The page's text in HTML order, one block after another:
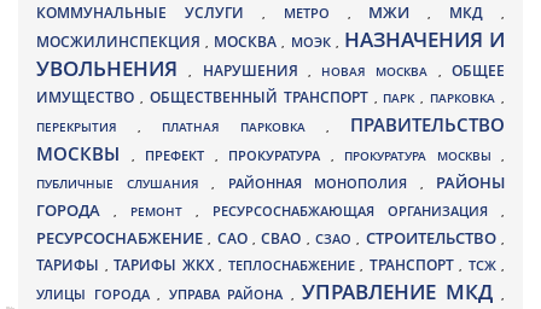
КОММУНАЛЬНЫЕ УСЛУГИ , МЕТРО , МЖИ, МКД ,
МОСЖИЛИНСПЕКЦИЯ, МОСКВА , МОЭК , НАЗНАЧЕНИЯ И
УВОЛЬНЕНИЯ, НАРУШЕНИЯ , НОВАЯ МОСКВА ,ОБЩЕЕ
ИМУЩЕСТВО , ОБЩЕСТВЕННЫЙ ТРАНСПОРТ , ПАРК, ПАРКОВКА ,
ПЕРЕКРЫТИЯ , ПЛАТНАЯ ПАРКОВКА , ПРАВИТЕЛЬСТВО
МОСКВЫ
, ПРЕФЕКТ , ПРОКУРАТУРА , ПРОКУРАТУРА МОСКВЫ ,
ПУБЛИЧНЫЕ СЛУШАНИЯ , РАЙОННАЯ МОНОПОЛИЯ , РАЙОНЫ
ГОРОДА
, РЕМОНТ , РЕСУРСОСНАБЖАЮЩАЯ ОРГАНИЗАЦИЯ ,
РЕСУРСОСНАБЖЕНИЕ, САО,СВАО ,СЗАО, СТРОИТЕЛЬСТВО,
ТАРИФЫ , ТАРИФЫ ЖКХ , ТЕПЛОСНАБЖЕНИЕ , ТРАНСПОРТ , ТСЖ ,
УЛИЦЫ ГОРОДА , УПРАВА РАЙОНА , УПРАВЛЕНИЕ МКД ,